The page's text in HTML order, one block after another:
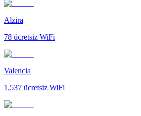
Alzira
78 ücretsiz WiFi
Valencia
1,537 ücretsiz WiFi